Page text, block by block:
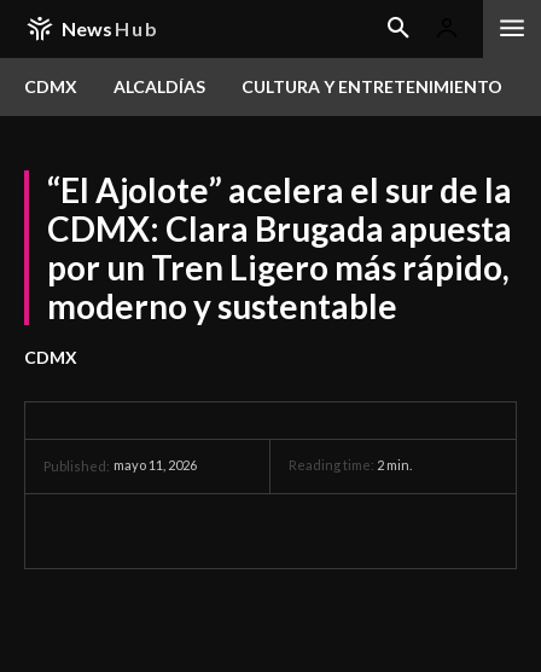
News Hub
CDMX ALCALDÍAS CULTURA Y ENTRETENIMIENTO
“El Ajolote” acelera el sur de la
CDMX: Clara Brugada apuesta
por un Tren Ligero más rápido,
moderno y sustentable
CDMX
Published: mayo 11, 2026 Reading time: 2 min.